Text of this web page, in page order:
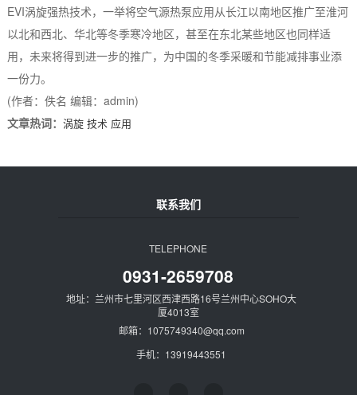
EVI涡旋强热技术，一举将空气源热泵应用从长江以南地区推广至淮河
以北和西北、华北等冬季寒冷地区，甚至在东北某些地区也同样适
用，未来将得到进一步的推广，为中国的冬季采暖和节能减排事业添
一份力。
(作者：佚名 编辑：admin)
文章热词： 涡旋 技术 应用
联系我们
TELEPHONE
0931-2659708
地址：兰州市七里河区西津西路16号兰州中心SOHO大
厦4013室
邮箱：1075749340@qq.com
手机：13919443551